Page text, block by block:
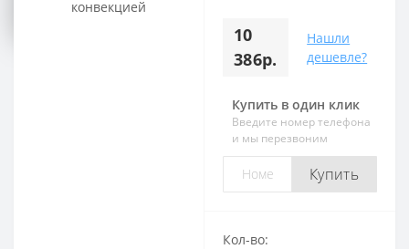
10
386р.
Нашли
дешевле?
Купить в один клик
Введите номер телефона
и мы перезвоним
Купить
Кол-во: